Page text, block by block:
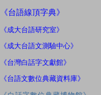
《台語線頂字典》
《成大台語研究室》
《成大台語文測驗中心》
《台灣白話字文獻館》
《台語文數位典藏資料庫》